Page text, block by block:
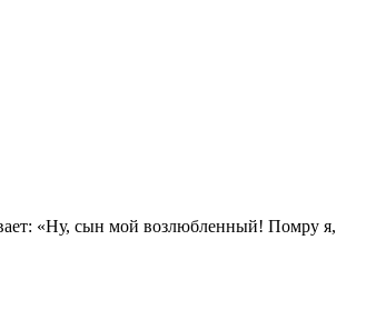
«Ну, сын мой возлюбленный! Помру я,